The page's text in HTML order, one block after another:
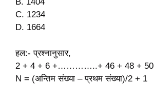
C. 1234
D. 1664
हल:- प्रश्नानुसार,
2 + 4 + 6 +…………..+ 46 + 48 + 50
N = (अन्तिम संख्या – प्रथम संख्या)/2 + 1